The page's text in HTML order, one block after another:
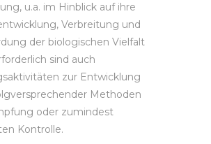
u.a. im Hinblick auf ihre
Verbreitung und
der biologischen Vielfalt
sind auch
zur Entwicklung
Methoden
oder zumindest
Kontrolle.